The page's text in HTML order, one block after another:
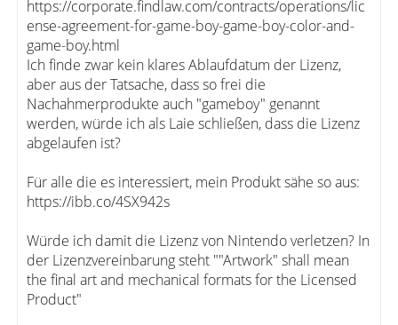
https://corporate.findlaw.com/contracts/operations/lic
ense-agreement-for-game-boy-game-boy-color-and-
game-boy.html
Ich finde zwar kein klares Ablaufdatum der Lizenz,
aber aus der Tatsache, dass so frei die
Nachahmerprodukte auch "gameboy" genannt
werden, würde ich als Laie schließen, dass die Lizenz
abgelaufen ist?
Für alle die es interessiert, mein Produkt sähe so aus:
https://ibb.co/4SX942s
Würde ich damit die Lizenz von Nintendo verletzen? In
der Lizenzvereinbarung steht ""Artwork" shall mean
the final art and mechanical formats for the Licensed
Product"